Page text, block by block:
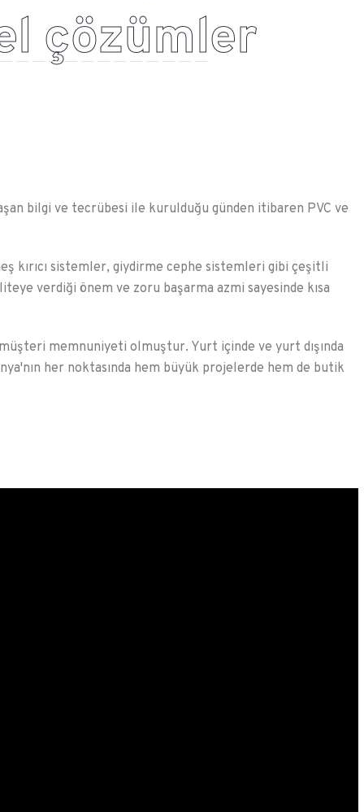
l çözümler
bilgi ve tecrübesi ile kurulduğu günden itibaren PVC ve
kırıcı sistemler, giydirme cephe sistemleri gibi çeşitli
verdiği önem ve zoru başarma azmi sayesinde kısa
memnuniyeti olmuştur. Yurt içinde ve yurt dışında
her noktasında hem büyük projelerde hem de butik